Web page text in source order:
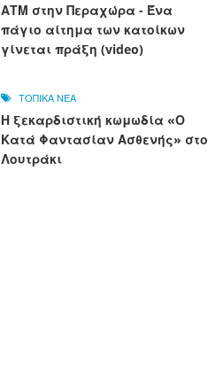
ΑΤΜ στην Περαχώρα - Ένα
πάγιο αίτημα των κατοίκων
γίνεται πράξη (video)
ΤΟΠΙΚΑ ΝΕΑ
Η ξεκαρδιστική κωμωδία «Ο
Κατά Φαντασίαν Ασθενής» στο
Λουτράκι